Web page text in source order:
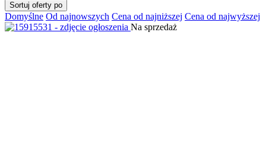
Sortuj oferty po
Domyślne Od najnowszych Cena od najniższej Cena od najwyższej
Na sprzedaż